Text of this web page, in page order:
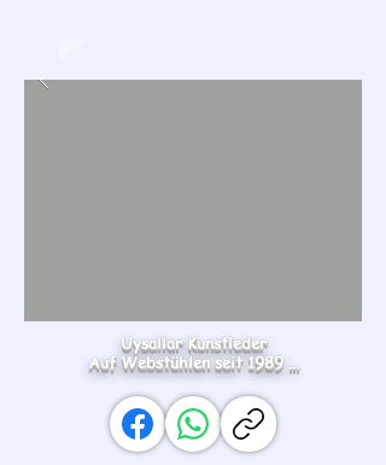
Uysallar Kunstleder
Auf Webstühlen seit 1989 ...